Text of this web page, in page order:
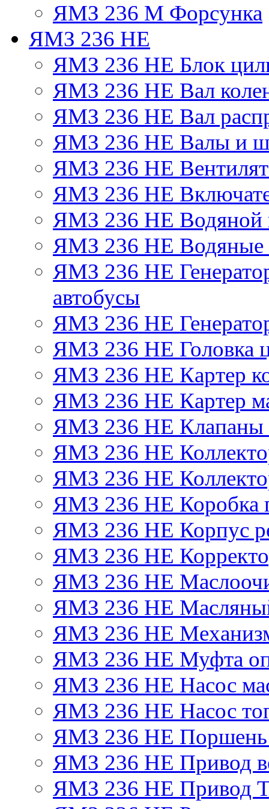
ЯМЗ 236 М Форсунка
ЯМЗ 236 НЕ
ЯМЗ 236 НЕ Блок
ЯМЗ 236 НЕ Вал
ЯМЗ 236 НЕ Вал
ЯМЗ 236 НЕ Валы и
ЯМЗ 236 НЕ
ЯМЗ 236 НЕ
ЯМЗ 236 НЕ Водяной
ЯМЗ 236 НЕ Водяные
ЯМЗ 236 НЕ
автобусы
ЯМЗ 236 НЕ
ЯМЗ 236 НЕ Головка
ЯМЗ 236 НЕ Картер
ЯМЗ 236 НЕ Картер
ЯМЗ 236 НЕ Клапаны
ЯМЗ 236 НЕ
ЯМЗ 236 НЕ
ЯМЗ 236 НЕ Коробка
ЯМЗ 236 НЕ Корпус
ЯМЗ 236 НЕ
ЯМЗ 236 НЕ
ЯМЗ 236 НЕ Масляный
ЯМЗ 236 НЕ
ЯМЗ 236 НЕ Муфта
ЯМЗ 236 НЕ Насос
ЯМЗ 236 НЕ Насос
ЯМЗ 236 НЕ Поршень
ЯМЗ 236 НЕ Привод
ЯМЗ 236 НЕ Привод